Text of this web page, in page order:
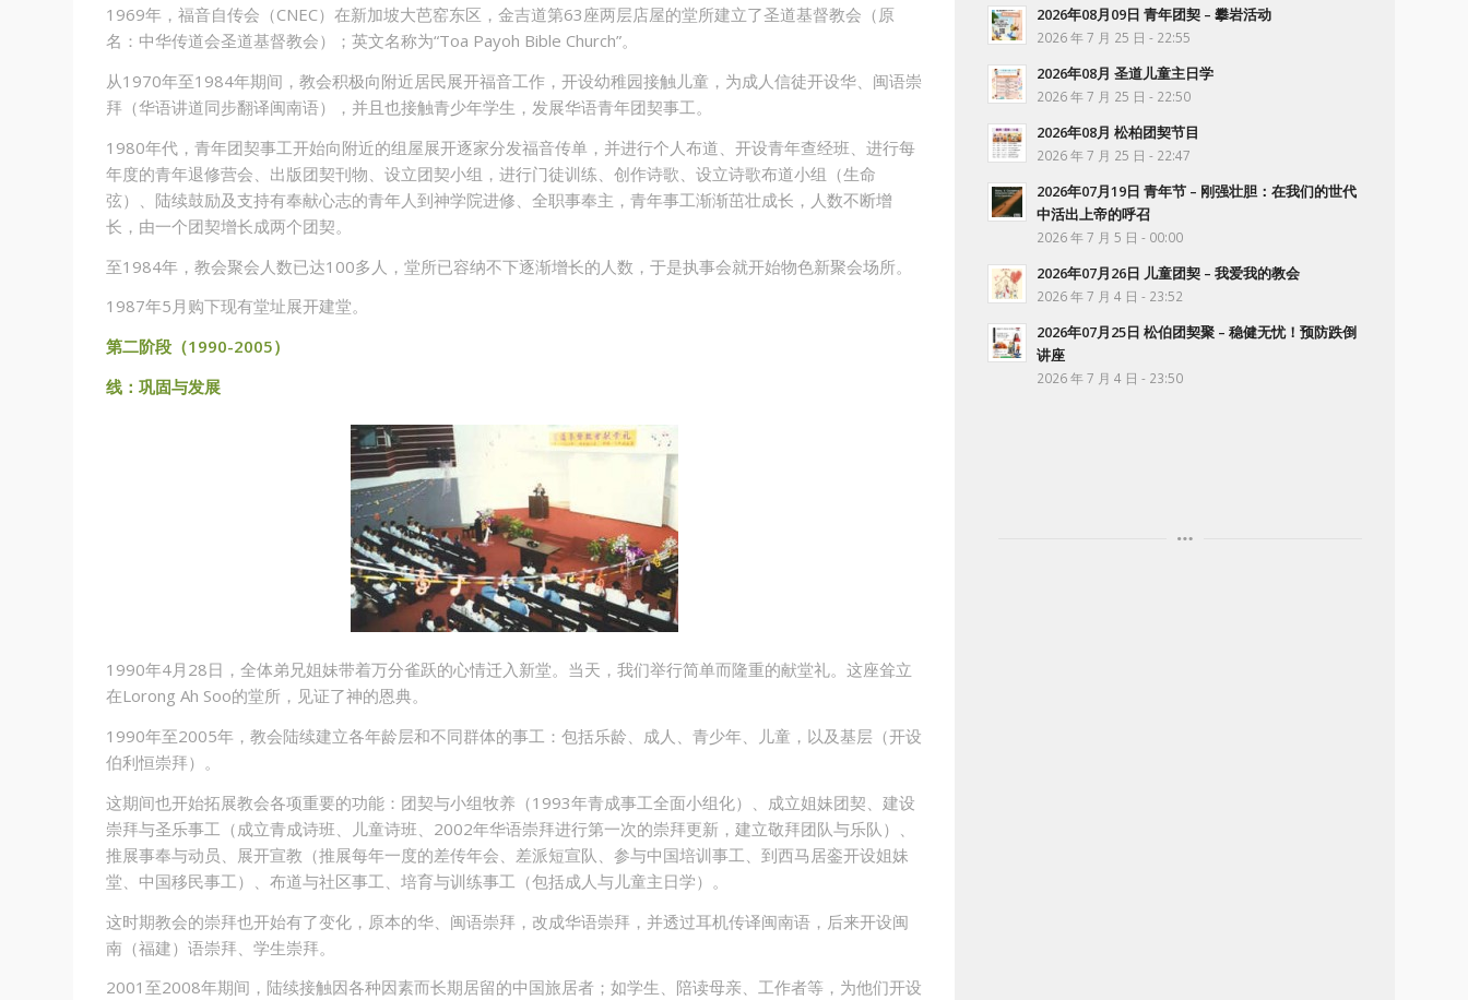
1969年，福音自传会（CNEC）在新加坡大芭窑东区，金吉道第63座两层店屋的堂所建立了圣道基督教会（原
名：中华传道会圣道基督教会）；英文名称为“Toa Payoh Bible Church”。
从1970年至1984年期间，教会积极向附近居民展开福音工作，开设幼稚园接触儿童，为成人信徒开设华、闽语崇
拜（华语讲道同步翻译闽南语），并且也接触青少年学生，发展华语青年团契事工。
1980年代，青年团契事工开始向附近的组屋展开逐家分发福音传单，并进行个人布道、开设青年查经班、进行每
年度的青年退修营会、出版团契刊物、设立团契小组，进行门徒训练、创作诗歌、设立诗歌布道小组（生命
弦）、陆续鼓励及支持有奉献心志的青年人到神学院进修、全职事奉主，青年事工渐渐茁壮成长，人数不断增
长，由一个团契增长成两个团契。
至1984年，教会聚会人数已达100多人，堂所已容纳不下逐渐增长的人数，于是执事会就开始物色新聚会场所。
1987年5月购下现有堂址展开建堂。
第二阶段（1990-2005）
线：巩固与发展
1990年4月28日，全体弟兄姐妹带着万分雀跃的心情迁入新堂。当天，我们举行简单而隆重的献堂礼。这座耸立
在Lorong Ah Soo的堂所，见证了神的恩典。
1990年至2005年，教会陆续建立各年龄层和不同群体的事工：包括乐龄、成人、青少年、儿童，以及基层（开设
伯利恒崇拜）。
这期间也开始拓展教会各项重要的功能：团契与小组牧养（1993年青成事工全面小组化）、成立姐妹团契、建设
崇拜与圣乐事工（成立青成诗班、儿童诗班、2002年华语崇拜进行第一次的崇拜更新，建立敬拜团队与乐队）、
推展事奉与动员、展开宣教（推展每年一度的差传年会、差派短宣队、参与中国培训事工、到西马居銮开设姐妹
堂、中国移民事工）、布道与社区事工、培育与训练事工（包括成人与儿童主日学）。
这时期教会的崇拜也开始有了变化，原本的华、闽语崇拜，改成华语崇拜，并透过耳机传译闽南语，后来开设闽
南（福建）语崇拜、学生崇拜。
2001至2008年期间，陆续接触因各种因素而长期居留的中国旅居者；如学生、陪读母亲、工作者等，为他们开设
2026年08月09日 青年团契 – 攀岩活动
2026 年 7 月 25 日 - 22:55
2026年08月 圣道儿童主日学
2026 年 7 月 25 日 - 22:50
2026年08月 松柏团契节目
2026 年 7 月 25 日 - 22:47
2026年07月19日 青年节 – 刚强壮胆：在我们的世代
中活出上帝的呼召
2026 年 7 月 5 日 - 00:00
2026年07月26日 儿童团契 – 我爱我的教会
2026 年 7 月 4 日 - 23:52
2026年07月25日 松伯团契聚 – 稳健无忧！预防跌倒
讲座
2026 年 7 月 4 日 - 23:50